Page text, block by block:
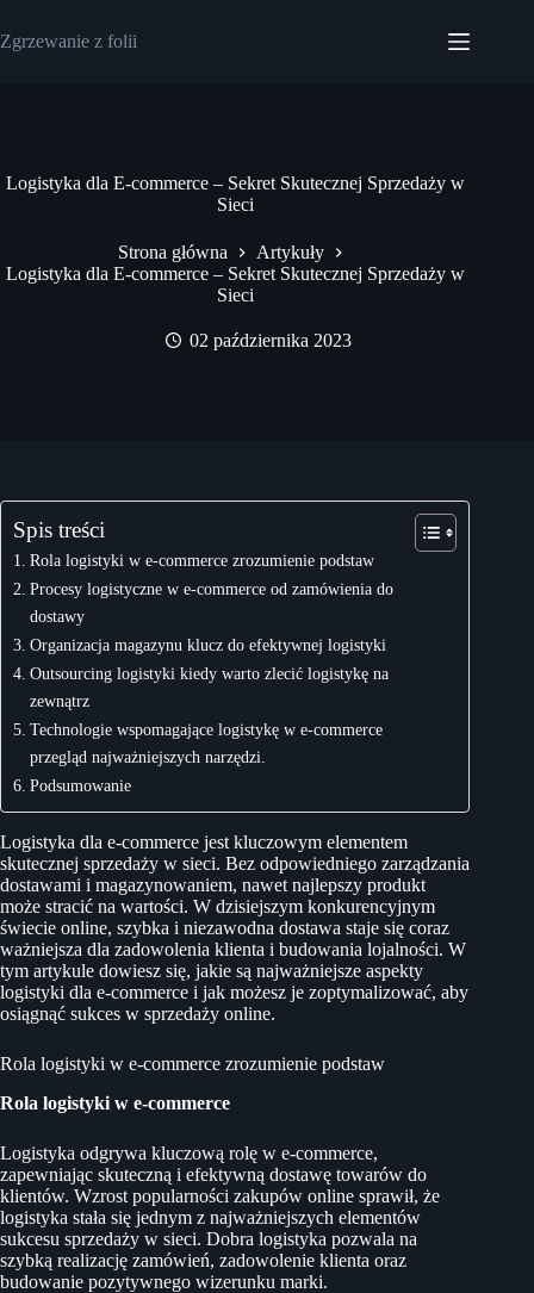
do
treści
Zgrzewanie z folii
Logistyka dla E-commerce – Sekret Skutecznej Sprzedaży w
Sieci
Strona główna
Artykuły
Logistyka dla E-commerce – Sekret Skutecznej Sprzedaży w
Sieci
02 października 2023
Spis treści
Rola logistyki w e-commerce zrozumienie podstaw
Procesy logistyczne w e-commerce od zamówienia do
dostawy
Organizacja magazynu klucz do efektywnej logistyki
Outsourcing logistyki kiedy warto zlecić logistykę na
zewnątrz
Technologie wspomagające logistykę w e-commerce
przegląd najważniejszych narzędzi.
Podsumowanie
Logistyka dla e-commerce jest kluczowym elementem
skutecznej sprzedaży w sieci. Bez odpowiedniego zarządzania
dostawami i magazynowaniem, nawet najlepszy produkt
może stracić na wartości. W dzisiejszym konkurencyjnym
świecie online, szybka i niezawodna dostawa staje się coraz
ważniejsza dla zadowolenia klienta i budowania lojalności. W
tym artykule dowiesz się, jakie są najważniejsze aspekty
logistyki dla e-commerce i jak możesz je zoptymalizować, aby
osiągnąć sukces w sprzedaży online.
Rola logistyki w e-commerce zrozumienie podstaw
Rola logistyki w e-commerce
Logistyka odgrywa kluczową rolę w e-commerce,
zapewniając skuteczną i efektywną dostawę towarów do
klientów. Wzrost popularności zakupów online sprawił, że
logistyka stała się jednym z najważniejszych elementów
sukcesu sprzedaży w sieci. Dobra logistyka pozwala na
szybką realizację zamówień, zadowolenie klienta oraz
budowanie pozytywnego wizerunku marki.